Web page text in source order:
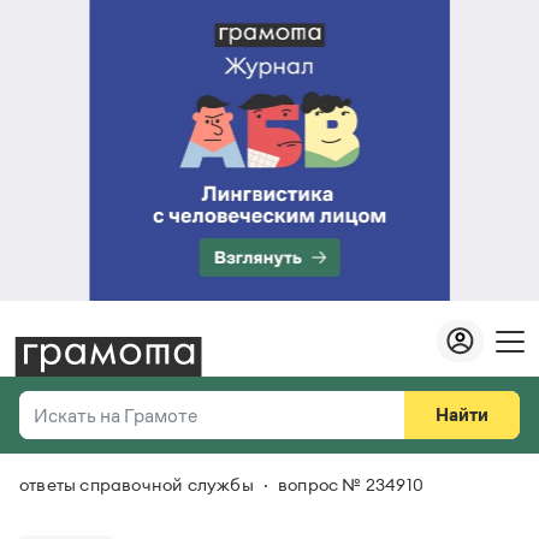
Искать на Грамоте
Справочная служба
Найти
Везде
ответы справочной службы вопрос № 234910